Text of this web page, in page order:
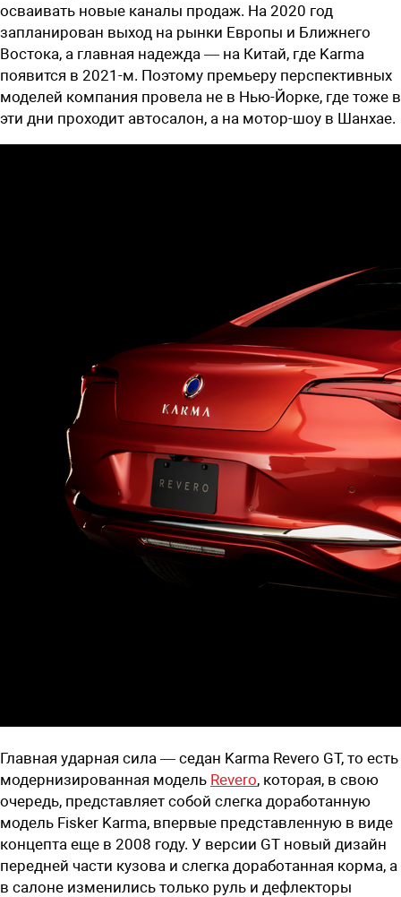
осваивать новые каналы продаж. На 2020 год
запланирован выход на рынки Европы и Ближнего
Востока, а главная надежда — на Китай, где Karma
появится в 2021-м. Поэтому премьеру перспективных
моделей компания провела не в Нью-Йорке, где тоже в
эти дни проходит автосалон, а на мотор-шоу в Шанхае.
Главная ударная сила — седан Karma Revero GT, то есть
модернизированная модель Revero, которая, в свою
очередь, представляет собой слегка доработанную
модель Fisker Karma, впервые представленную в виде
концепта еще в 2008 году. У версии GT новый дизайн
передней части кузова и слегка доработанная корма, а
в салоне изменились только руль и дефлекторы